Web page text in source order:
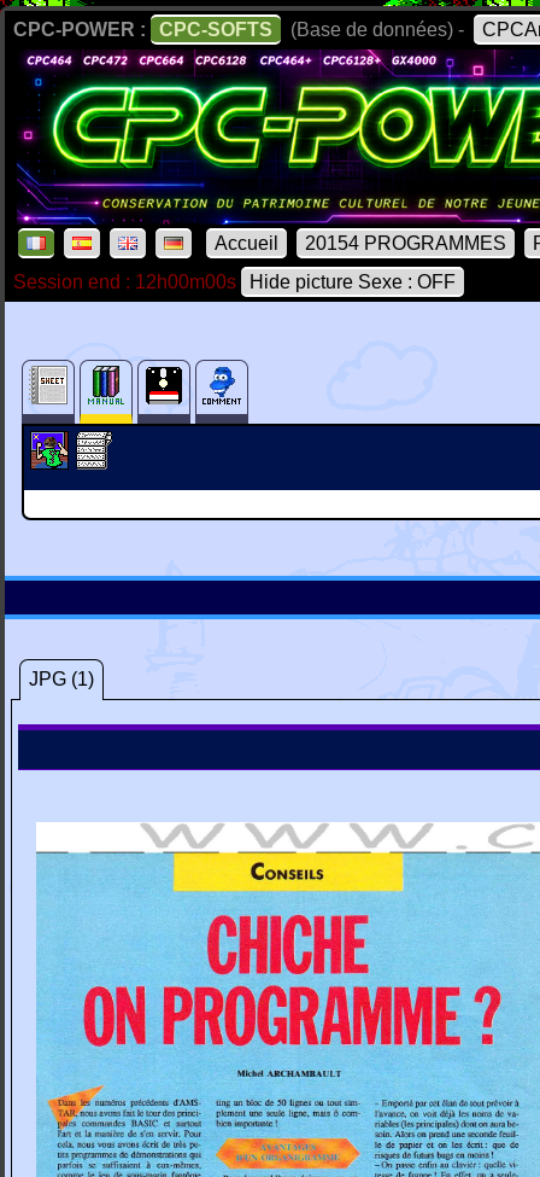
CPC-POWER : CPC-SOFTS (Base de données) -
Accueil 20154 PROGRAMMES
Session end : 12h00m00s
Hide picture Sexe : OFF
JPG (1)